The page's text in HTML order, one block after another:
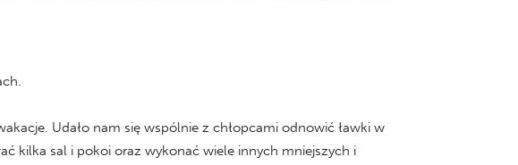
Udało nam się wspólnie z chłopcami odnowić ławki w
kilka sal i pokoi oraz wykonać wiele innych mniejszych i